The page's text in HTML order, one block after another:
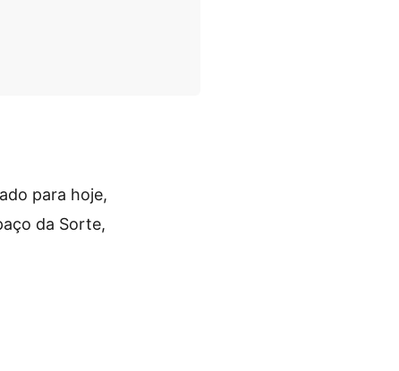
para hoje,
da Sorte,